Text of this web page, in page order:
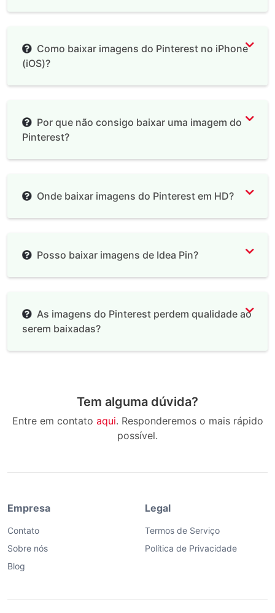
Como baixar imagens do Pinterest no iPhone
(iOS)?
Por que não consigo baixar uma imagem do
Pinterest?
Onde baixar imagens do Pinterest em HD?
Posso baixar imagens de Idea Pin?
As imagens do Pinterest perdem qualidade ao
serem baixadas?
Tem alguma dúvida?
Entre em contato aqui. Responderemos o mais rápido
possível.
Empresa
Contato
Sobre nós
Blog
Legal
Termos de Serviço
Política de Privacidade